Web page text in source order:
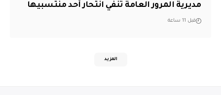
مديرية المرور العامة تنفي انتحار أحد منتسبيها
قبل 11 ساعة
المزيد